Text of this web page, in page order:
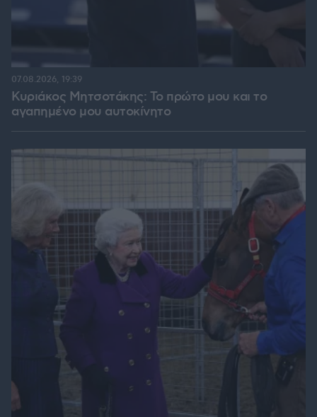
Κυριάκος Μητσοτάκης: Το πρώτο μου και το
αγαπημένο μου αυτοκίνητο
07.08.2026, 19:39